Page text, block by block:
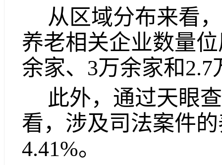
从区域分布来看
养老相关企业数量
余家、3万余家和2.7
此外，通过天眼
看，涉及司法案件
4.41%。